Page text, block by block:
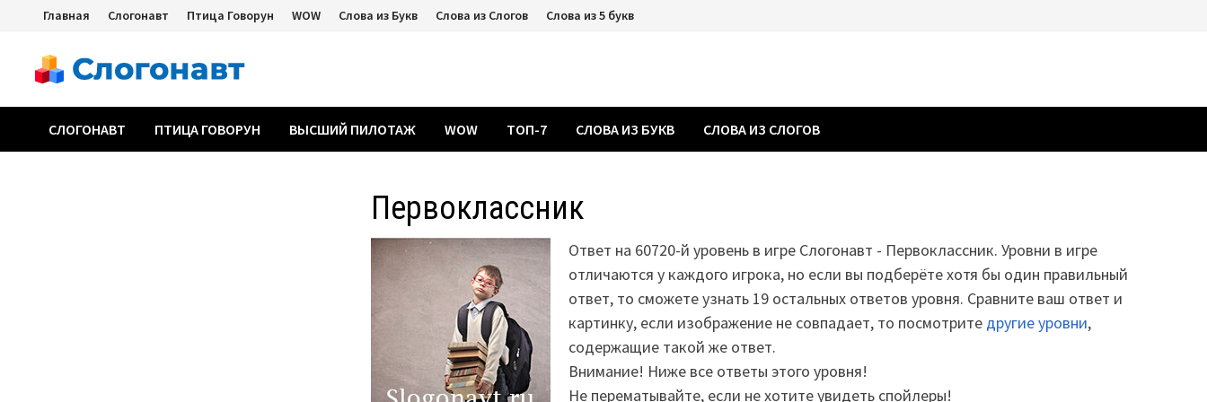
Перейти
содержимому
Главная Слогонавт Птица Говорун WOW Слова из Букв Слова из Слогов Слова из 5 букв
СЛОГОНАВТ ПТИЦА ГОВОРУН ВЫСШИЙ ПИЛОТАЖ WOW ТОП-7 СЛОВА ИЗ БУКВ СЛОВА ИЗ СЛОГОВ
Первоклассник
Ответ на 60720-й уровень в игре Слогонавт - Первоклассник. Уровни в игре
отличаются у каждого игрока, но если вы подберёте хотя бы один правильный
ответ, то сможете узнать 19 остальных ответов уровня. Сравните ваш ответ и
картинку, если изображение не совпадает, то посмотрите другие уровни,
содержащие такой же ответ.
Внимание! Ниже все ответы этого уровня!
Не перематывайте, если не хотите увидеть спойлеры!